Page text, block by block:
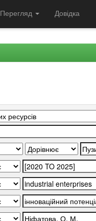
Перегляд Довідка